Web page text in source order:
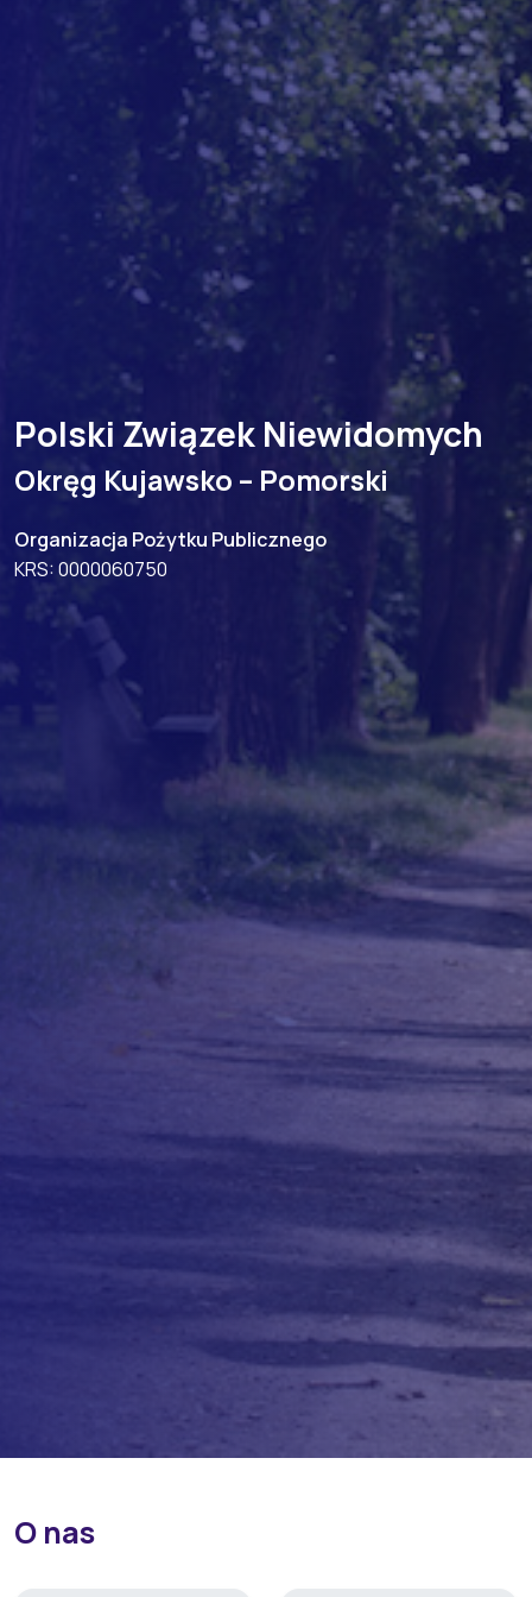
Polski Związek Niewidomych
Okręg Kujawsko – Pomorski
Organizacja Pożytku Publicznego
KRS: 0000060750
O nas